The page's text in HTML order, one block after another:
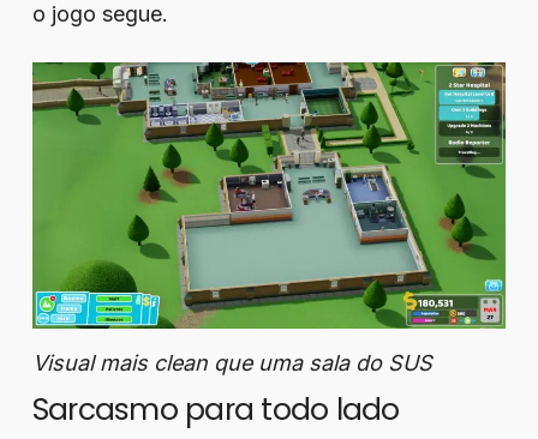
o jogo segue.
Visual mais clean que uma sala do SUS
Sarcasmo para todo lado